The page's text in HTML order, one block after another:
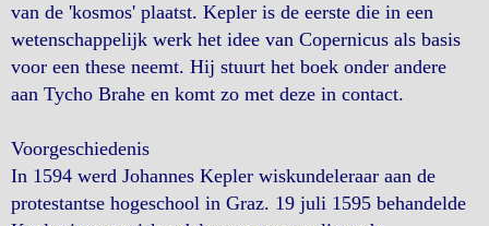
van de 'kosmos' plaatst. Kepler is de eerste die in een
wetenschappelijk werk het idee van Copernicus als basis
voor een these neemt. Hij stuurt het boek onder andere
aan Tycho Brahe en komt zo met deze in contact.
Voorgeschiedenis
In 1594 werd Johannes Kepler wiskundeleraar aan de
protestantse hogeschool in Graz. 19 juli 1595 behandelde